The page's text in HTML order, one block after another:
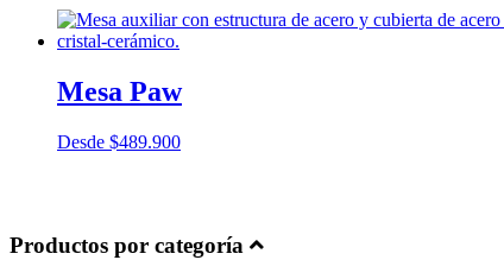
Mesa Paw
Desde $489.900
Productos por categoría